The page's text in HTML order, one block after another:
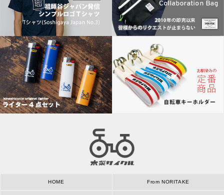
HOME From NORITAKE